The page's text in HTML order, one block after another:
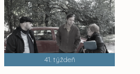
41. týždeň